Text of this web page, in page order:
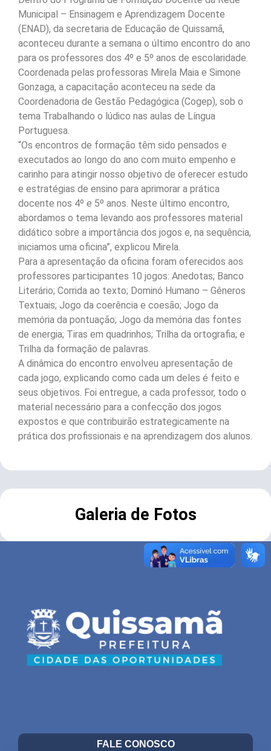
Municipal – Ensinagem e Aprendizagem Docente
(ENAD), da secretaria de Educação de Quissamã,
aconteceu durante a semana o último encontro do ano
para os professores dos 4º e 5º anos de escolaridade.
Coordenada pelas professoras Mirela Maia e Simone
Gonzaga, a capacitação aconteceu na sede da
Coordenadoria de Gestão Pedagógica (Cogep), sob o
tema Trabalhando o lúdico nas aulas de Língua
Portuguesa.
“Os encontros de formação têm sido pensados e
executados ao longo do ano com muito empenho e
carinho para atingir nosso objetivo de oferecer estudo
e estratégias de ensino para aprimorar a prática
docente nos 4º e 5º anos. Neste último encontro,
abordamos o tema levando aos professores material
didático sobre a importância dos jogos e, na sequência,
iniciamos uma oficina”, explicou Mirela.
Para a apresentação da oficina foram oferecidos aos
professores participantes 10 jogos: Anedotas; Banco
Literário; Corrida ao texto; Dominó Humano – Gêneros
Textuais; Jogo da coerência e coesão; Jogo da
memória da pontuação; Jogo da memória das fontes
de energia; Tiras em quadrinhos; Trilha da ortografia; e
Trilha da formação de palavras.
A dinâmica do encontro envolveu apresentação de
cada jogo, explicando como cada um deles é feito e
seus objetivos. Foi entregue, a cada professor, todo o
material necessário para a confecção dos jogos
expostos e que contribuirão estrategicamente na
prática dos profissionais e na aprendizagem dos alunos.
Galeria de Fotos
FALE CONOSCO